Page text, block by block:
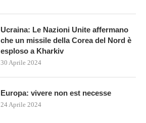
Ucraina: Le Nazioni Unite affermano
che un missile della Corea del Nord è
esploso a Kharkiv
30 Aprile 2024
Europa: vivere non est necesse
24 Aprile 2024